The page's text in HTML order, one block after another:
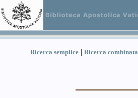
Ricerca semplice | Ricerca combinata